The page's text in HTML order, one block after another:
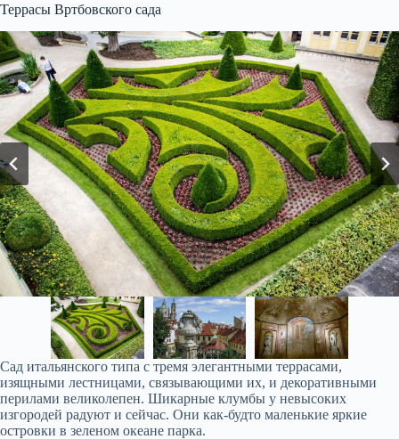
Террасы Вртбовского сада
Сад итальянского типа с тремя элегантными террасами,
изящными лестницами, связывающими их, и декоративными
перилами великолепен. Шикарные клумбы у невысоких
изгородей радуют и сейчас. Они как-будто маленькие яркие
островки в зеленом океане парка.